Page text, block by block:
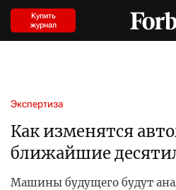
Купить
журнал
Экспертиза
Как изменятся
ближайшие
Машины будущего будут